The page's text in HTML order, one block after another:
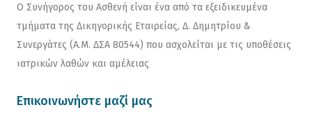
Ο Συνήγορος του Ασθενή είναι ένα από τα εξειδικευμένα
τμήματα της Δικηγορικής Εταιρείας, Δ. Δημητρίου &
Συνεργάτες (Α.Μ. ΔΣΑ 80544) που ασχολείται με τις υποθέσεις
ιατρικών λαθών και αμέλειας
Επικοινωνήστε μαζί μας